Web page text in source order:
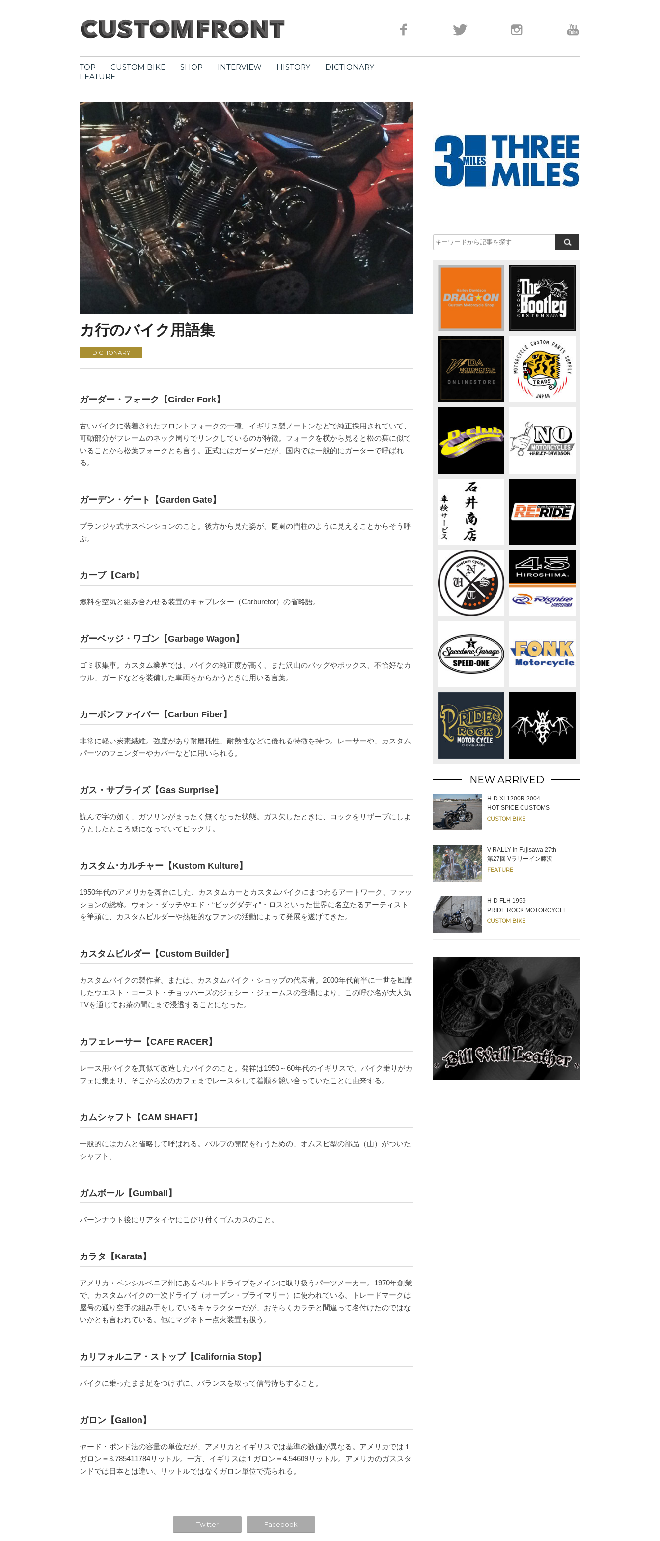
TOP CUSTOM BIKE SHOP INTERVIEW HISTORY
DICTIONARY
FEATURE
カ行のバイク用語集
DICTIONARY
ガーダー・フォーク【Girder Fork】
古いバイクに装着されたフロントフォークの一種。イギリス製ノートンなどで純正採用されていて、
可動部分がフレームのネック周りでリンクしているのが特徴。フォークを横から見ると松の葉に似て
いることから松葉フォークとも言う。正式にはガーダーだが、国内では一般的にガーターで呼ばれ
る。
ガーデン・ゲート【Garden Gate】
プランジャ式サスペンションのこと。後方から見た姿が、庭園の門柱のように見えることからそう呼
ぶ。
カーブ【Carb】
燃料を空気と組み合わせる装置のキャブレター（Carburetor）の省略語。
ガーベッジ・ワゴン【Garbage Wagon】
ゴミ収集車。カスタム業界では、バイクの純正度が高く、また沢山のバッグやボックス、不恰好なカ
ウル、ガードなどを装備した車両をからかうときに用いる言葉。
カーボンファイバー【Carbon Fiber】
非常に軽い炭素繊維。強度があり耐磨耗性、耐熱性などに優れる特徴を持つ。レーサーや、カスタム
パーツのフェンダーやカバーなどに用いられる。
ガス・サプライズ【Gas Surprise】
読んで字の如く、ガソリンがまったく無くなった状態。ガス欠したときに、コックをリザーブにしよ
うとしたところ既になっていてビックリ。
カスタム･カルチャー【Kustom Kulture】
1950年代のアメリカを舞台にした、カスタムカーとカスタムバイクにまつわるアートワーク、ファッ
ションの総称。ヴォン・ダッチやエド・“ビッグダディ”・ロスといった世界に名立たるアーティスト
を筆頭に、カスタムビルダーや熱狂的なファンの活動によって発展を遂げてきた。
カスタムビルダー【Custom Builder】
カスタムバイクの製作者。または、カスタムバイク・ショップの代表者。2000年代前半に一世を風靡
したウエスト・コースト・チョッパーズのジェシー・ジェームスの登場により、この呼び名が大人気
TVを通じてお茶の間にまで浸透することになった。
カフェレーサー【CAFE RACER】
レース用バイクを真似て改造したバイクのこと。発祥は1950～60年代のイギリスで、バイク乗りがカ
フェに集まり、そこから次のカフェまでレースをして着順を競い合っていたことに由来する。
カムシャフト【CAM SHAFT】
一般的にはカムと省略して呼ばれる。バルブの開閉を行うための、オムスビ型の部品（山）がついた
シャフト。
ガムボール【Gumball】
バーンナウト後にリアタイヤにこびり付くゴムカスのこと。
カラタ【Karata】
アメリカ・ペンシルベニア州にあるベルトドライブをメインに取り扱うパーツメーカー。1970年創業
で、カスタムバイクの一次ドライブ（オープン・プライマリー）に使われている。トレードマークは
屋号の通り空手の組み手をしているキャラクターだが、おそらくカラテと間違って名付けたのではな
いかとも言われている。他にマグネトー点火装置も扱う。
カリフォルニア・ストップ【California Stop】
バイクに乗ったまま足をつけずに、バランスを取って信号待ちすること。
ガロン【Gallon】
ヤード・ポンド法の容量の単位だが、アメリカとイギリスでは基準の数値が異なる。アメリカでは１
ガロン＝3.785411784リットル。一方、イギリスは１ガロン＝4.54609リットル。アメリカのガススタ
ンドでは日本とは違い、リットルではなくガロン単位で売られる。
Twitter Facebook
NEW ARRIVED
H-D XL1200R 2004
HOT SPICE CUSTOMS
CUSTOM BIKE
V-RALLY in Fujisawa 27th
第27回 Vラリーイン藤沢
FEATURE
H-D FLH 1959
PRIDE ROCK MOTORCYCLE
CUSTOM BIKE